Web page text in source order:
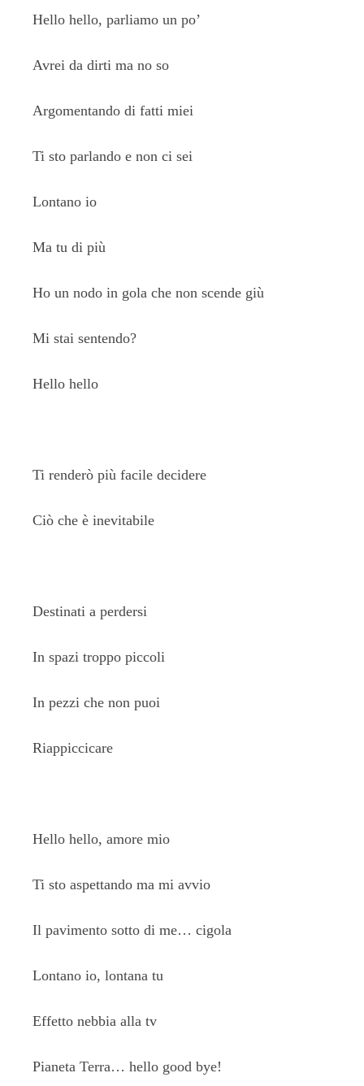
Hello hello, parliamo un po’
Avrei da dirti ma no so
Argomentando di fatti miei
Ti sto parlando e non ci sei
Lontano io
Ma tu di più
Ho un nodo in gola che non scende giù
Mi stai sentendo?
Hello hello
Ti renderò più facile decidere
Ciò che è inevitabile
Destinati a perdersi
In spazi troppo piccoli
In pezzi che non puoi
Riappiccicare
Hello hello, amore mio
Ti sto aspettando ma mi avvio
Il pavimento sotto di me… cigola
Lontano io, lontana tu
Effetto nebbia alla tv
Pianeta Terra… hello good bye!